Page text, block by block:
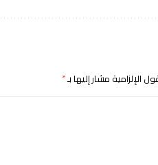
الإلزامية مشار إليها بـ*